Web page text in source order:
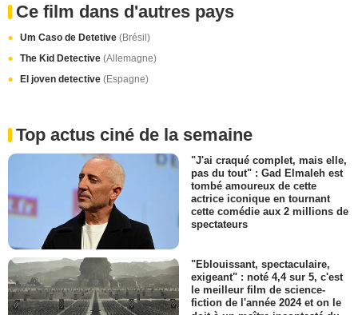
Ce film dans d'autres pays
Um Caso de Detetive (Brésil)
The Kid Detective (Allemagne)
El joven detective (Espagne)
Top actus ciné de la semaine
"J'ai craqué complet, mais elle,
pas du tout" : Gad Elmaleh est
tombé amoureux de cette
actrice iconique en tournant
cette comédie aux 2 millions de
spectateurs
"Eblouissant, spectaculaire,
exigeant" : noté 4,4 sur 5, c'est
le meilleur film de science-
fiction de l'année 2024 et on le